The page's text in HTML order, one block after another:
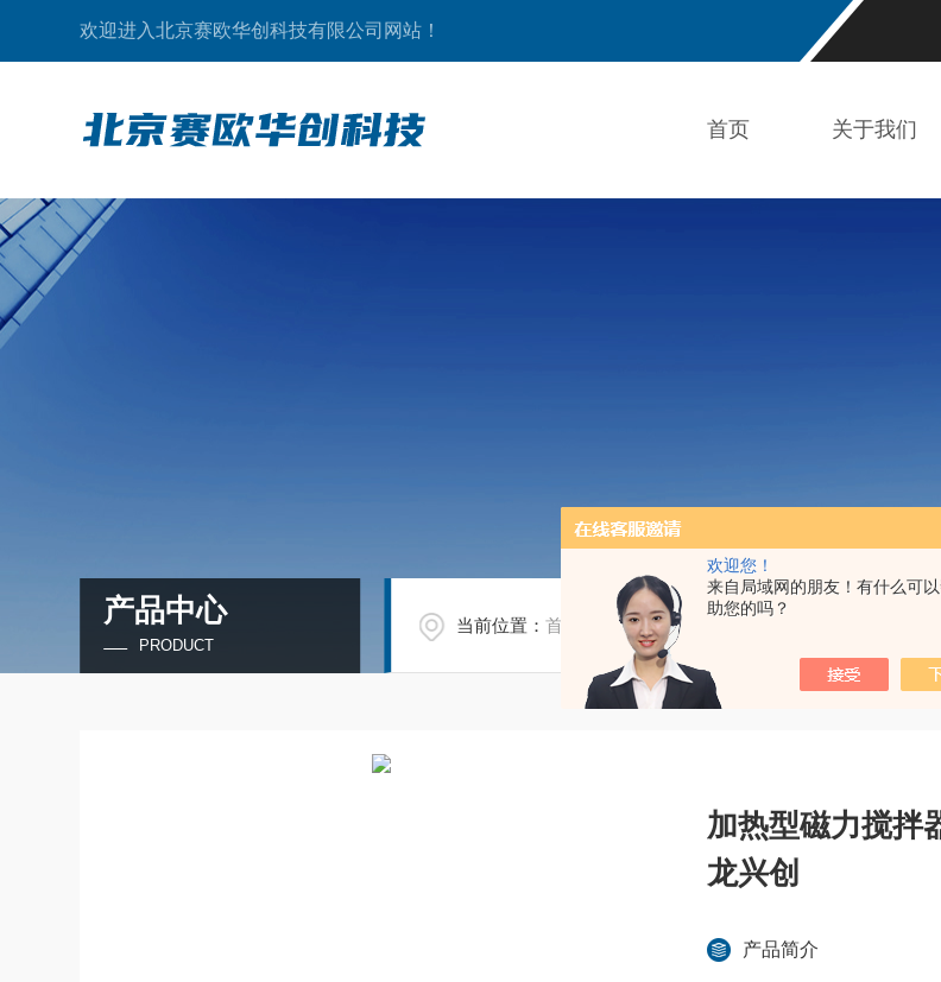
欢迎您！
来自局域网的朋友！有什么可
助您的吗？
欢迎进入北京赛欧华创科技有限公司网站！
首页 关于我们
产品中心
PRODUCT
当前位置：首页 产品中心/ / / 加热型磁力搅
加热型磁力搅拌
龙兴创
产品简介